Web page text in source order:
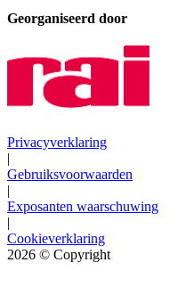
Georganiseerd door
Privacyverklaring
|
Gebruiksvoorwaarden
|
Exposanten waarschuwing
|
Cookieverklaring
2026 © Copyright